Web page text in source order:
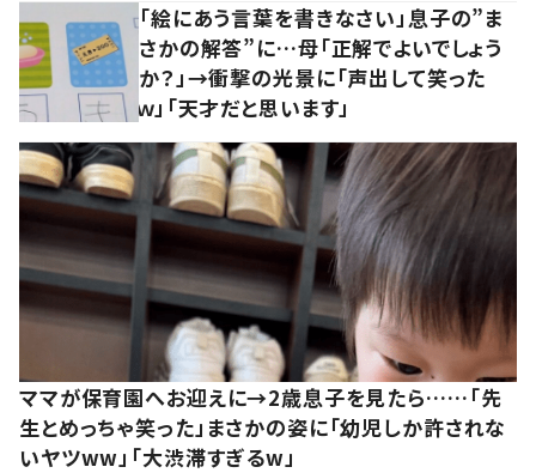
「絵にあう言葉を書きなさい」息子の”ま
さかの解答”に…母「正解でよいでしょう
か？」→衝撃の光景に「声出して笑った
ｗ」「天才だと思います」
ママが保育園へお迎えに→2歳息子を見たら……「先
生とめっちゃ笑った」まさかの姿に「幼児しか許されな
いヤツww」「大渋滞すぎるw」